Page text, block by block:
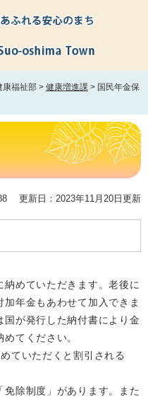
康福祉部 > 健康増進課 > 国民年金保
更新日：2023年11月20日更新
めていただきます。老後に
年金もあわせて加入できま
が発行した納付書により金
てください。
ていただくと割引される
除制度」があります。また